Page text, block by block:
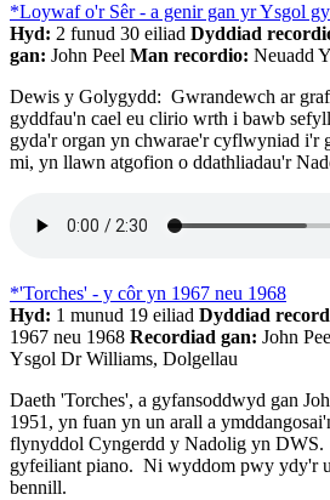
*Loywaf o'r Sêr - a genir gan yr Ysgol
Hyd: 2 funud 30 eiliad Dyddiad
gan: John Peel Man recordio: Neuadd
Dewis y Golygydd: Gwrandewch ar
gyddfau'n cael eu clirio wrth i bawb
gyda'r organ yn chwarae'r cyflwyniad i'r
mi, yn llawn atgofion o ddathliadau'r
*'Torches' - y côr yn 1967 neu 1968
Hyd: 1 munud 19 eiliad Dyddiad
1967 neu 1968 Recordiad gan: John
Ysgol Dr Williams, Dolgellau
Daeth 'Torches', a gyfansoddwyd gan
1951, yn fuan yn un arall a
flynyddol Cyngerdd y Nadolig yn
gyfeiliant piano. Ni wyddom pwy ydy'r
bennill.